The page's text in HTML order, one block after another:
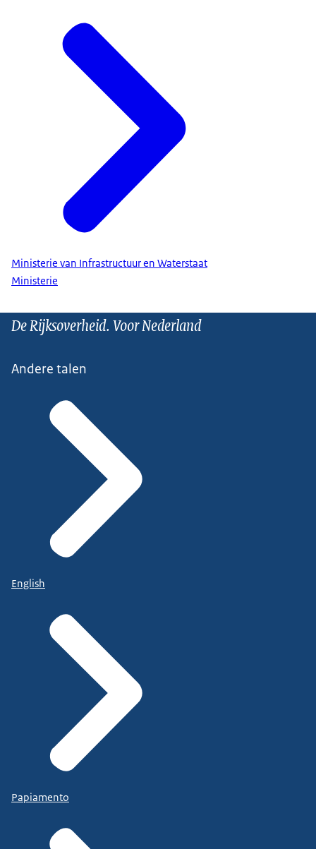
Ministerie van Infrastructuur en Waterstaat
Ministerie
De Rijksoverheid. Voor Nederland
Andere talen
English
Papiamento